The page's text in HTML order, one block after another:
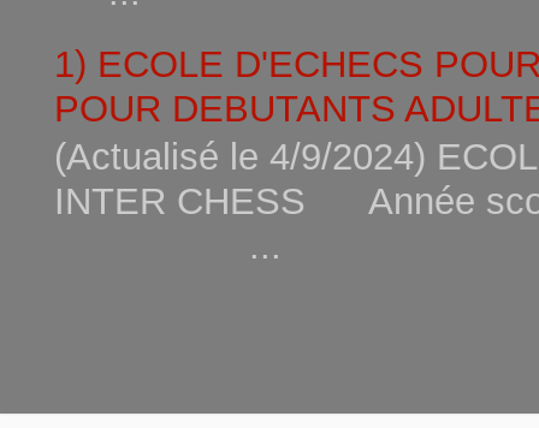
1) ECOLE D'ECHECS
POUR DEBUTANTS
(Actualisé le 4/9/2024)
INTER CHESS Année
...